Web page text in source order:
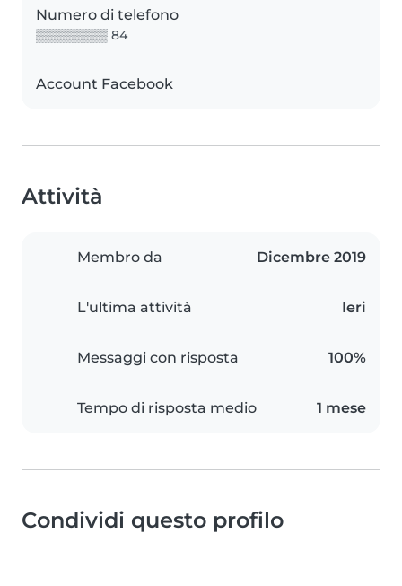
Numero di telefono
▒▒▒▒▒▒▒▒ 84
Account Facebook
Attività
Membro da Dicembre 2019
L'ultima attività Ieri
Messaggi con risposta 100%
Tempo di risposta medio 1 mese
Condividi questo profilo